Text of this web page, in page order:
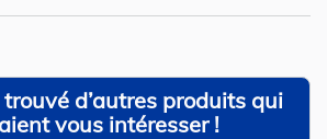
d’autres produits qui
vous intéresser !